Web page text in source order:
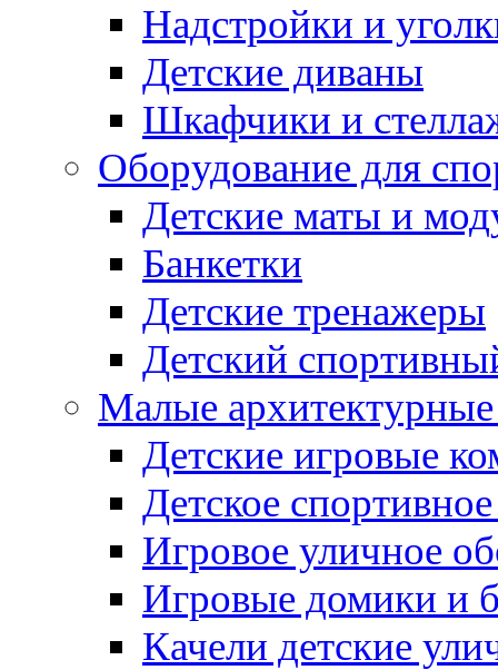
Надстройки и
Детские диваны
Шкафчики и
Оборудование для
Детские маты и
Банкетки
Детские тренажеры
Детский
Малые
Детские игровые
Детское
Игровое уличное
Игровые домики и
Качели детские